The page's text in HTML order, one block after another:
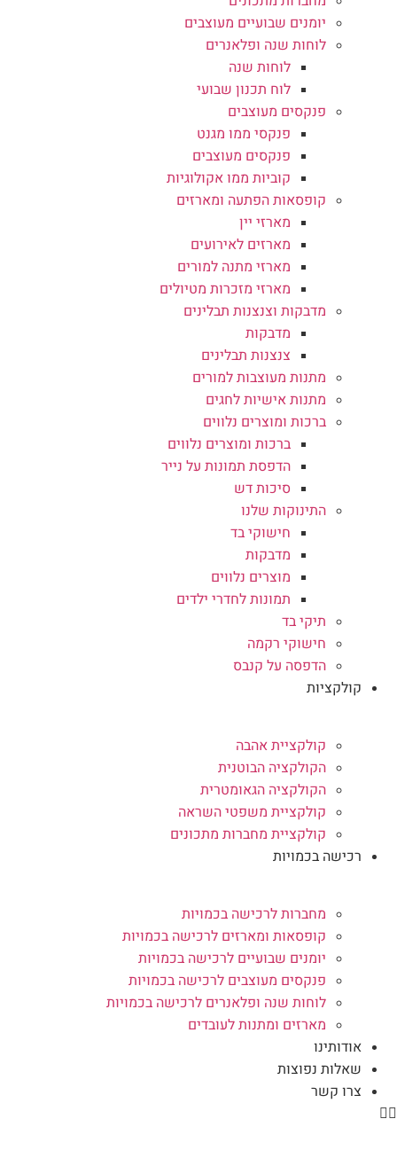
יומנים שבועיים מעוצבים
לוחות שנה ופלאנרים
לוחות שנה
לוח תכנון שבועי
פנקסים מעוצבים
פנקסי ממו מגנט
פנקסים מעוצבים
קוביות ממו אקולוגיות
קופסאות הפתעה ומארזים
מארזי יין
מארזים לאירועים
מארזי מתנה למורים
מארזי מזכרות מטיולים
מדבקות וצנצנות תבלינים
מדבקות
צנצנות תבלינים
מתנות מעוצבות למורים
מתנות אישיות לחגים
ברכות ומוצרים נלווים
ברכות ומוצרים נלווים
הדפסת תמונות על נייר
סיכות דש
התינוקות שלנו
חישוקי בד
מדבקות
מוצרים נלווים
תמונות לחדרי ילדים
תיקי בד
חישוקי רקמה
הדפסה על קנבס
קולקציות
קולקציית אהבה
הקולקציה הבוטנית
הקולקציה הגאומטרית
קולקציית משפטי השראה
קולקציית מחברות מתכונים
רכישה בכמויות
מחברות לרכישה בכמויות
קופסאות ומארזים לרכישה בכמויות
יומנים שבועיים לרכישה בכמויות
פנקסים מעוצבים לרכישה בכמויות
לוחות שנה ופלאנרים לרכישה בכמויות
מארזים ומתנות לעובדים
אודותינו
שאלות נפוצות
צרו קשר